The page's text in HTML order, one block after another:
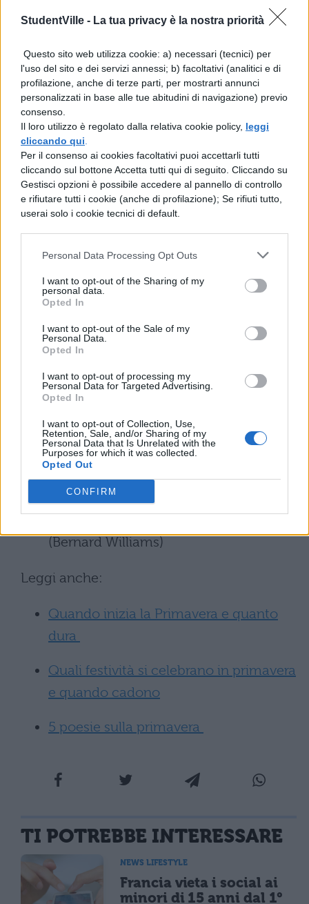
StudentVille - La tua privacy è la nostra priorità
Questo sito web utilizza cookie: a) necessari (tecnici) per
l'uso del sito e dei servizi annessi; b) facoltativi (analitici e di
profilazione, anche di terze parti, per mostrarti annunci
personalizzati in base alle tue abitudini di navigazione) previo
consenso.
Il loro utilizzo è regolato dalla relativa cookie policy, leggi
cliccando qui
Per il consenso ai cookies facoltativi puoi accettarli tutti
cliccando sul bottone Accetta tutti qui di seguito. Cliccando su
Gestisci opzioni è possibile accedere al pannello di controllo
e rifiutare tutti i cookie (anche di profilazione); Se rifiuti tutto,
userai solo i cookie tecnici di default.
Personal Data Processing Opt Outs
I want to opt-out of the Sharing of my
personal data.
Opted In
I want to opt-out of the Sale of my
Personal Data.
Opted In
I want to opt-out of processing my
Personal Data for Targeted Advertising.
Opted In
I want to opt-out of Collection, Use,
Retention, Sale, and/or Sharing of my
Personal Data that Is Unrelated with the
Purposes for which it was collected.
Opted Out
CONFIRM
La bella primavera sta arrivando e
quando la natura riprende la sua
bellezza, anche l’anima umana può
rinascere. (Harriet Ann Jacobs)
Voglio fare con te quello che fa la
primavera con i ciliegi. (Pablo Neruda)
La primavera è il modo in cui la natura
dice: “Facciamo festa!” (Robin
L’inverno è nella mia testa, ma l’eterna
primavera è nel mio cuore. (Victor
Hugo)
La primavera è il momento dei piani e
Nessun inverno dura per sempre; non
c’è primavera che salti il ​​suo turno. (Hal
Borland)
Il giorno in cui il Signore creò la
speranza fu probabilmente lo stesso
(Bernard Williams)
Leggi anche:
Quando inizia la Primavera e quanto
dura
Quali festività si celebrano in primavera
e quando cadono
5 poesie sulla primavera
TI POTREBBE INTERESSARE
NEWS LIFESTYLE
Francia vieta i social ai
minori di 15 anni dal 1°